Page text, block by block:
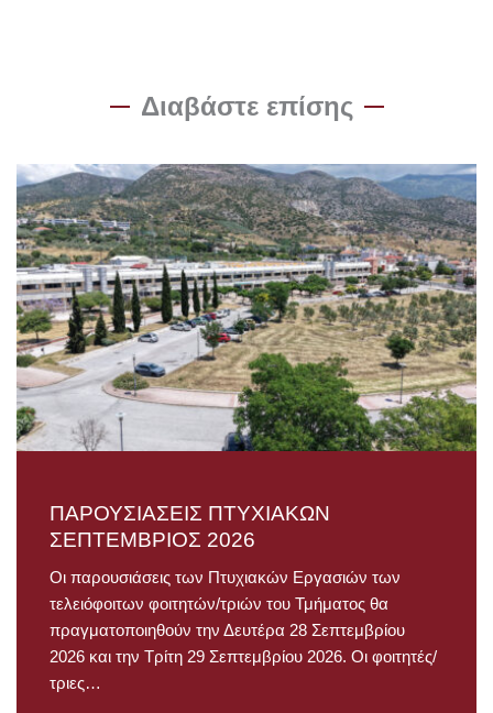
Διαβάστε επίσης
ΠΑΡΟΥΣΙΑΣΕΙΣ ΠΤΥΧΙΑΚΩΝ
ΣΕΠΤΕΜΒΡΙΟΣ 2026
Οι παρουσιάσεις των Πτυχιακών Εργασιών των
τελειόφοιτων φοιτητών/τριών του Τμήματος θα
πραγματοποιηθούν την Δευτέρα 28 Σεπτεμβρίου
2026 και την Τρίτη 29 Σεπτεμβρίου 2026. Οι φοιτητές/
τριες…